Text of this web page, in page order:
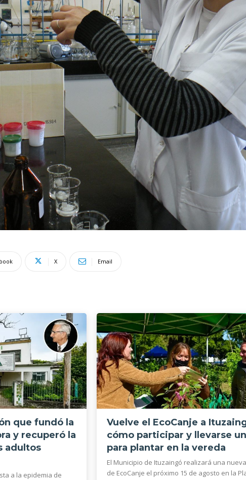
X Email
que fundó la
y recuperó la
adultos
a la epidemia de
Vuelve el EcoCanje a
cómo participar y llevarse
para plantar en la vereda
El Municipio de Ituzaingó realizará una
de EcoCanje el próximo 15 de agosto en la